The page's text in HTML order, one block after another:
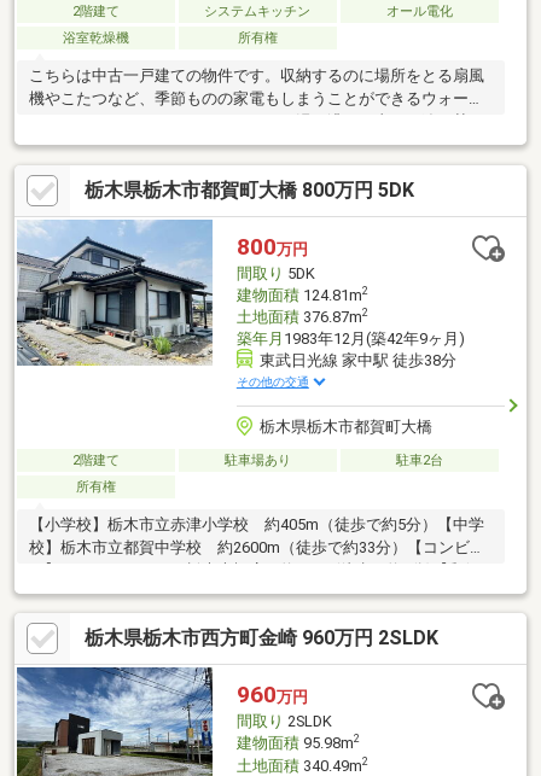
2階建て システムキッチン
オール電化
浴室乾燥機
所有権
こちらは中古一戸建ての物件です。収納するのに場所をとる扇風
機やこたつなど、季節ものの家電もしまうことができるウォーク
機能付きです。浴室乾燥機を備えているお風呂場のある物件で
す。リラックスできる空間にしてくれるのが全居室収納の魅力で
す。人気なIH調理器付きのキッチンです。機能的で使いやすいシ
ステムキッチン付きなので、お料理を楽しめます。
栃木県栃木市都賀町大橋 800万円 5DK
800万円
間取り 5DK
建物面積124.81m2
土地面積376.87m2
築年月 1983年12月(築42年9ヶ月)
東武日光線 家中駅 徒歩38分
その他の交通
栃木県栃木市都賀町大橋
2階建て 駐車場あり
駐車2台
所有権
【小学校】栃木市立赤津小学校 約405m（徒歩で約5分）【中学
校】栃木市立都賀中学校 約2600m（徒歩で約33分）【コンビ
ニ】ファミリーマート栃木大橋店 約242m(徒歩で約4分)【郵便
局】赤津郵便局 約2189m(徒歩で約28分)物件周辺のハザードマ
ップを提供しています。お気軽にお問い合わせください。
栃木県栃木市西方町金崎 960万円 2SLDK
960万円
間取り 2SLDK
建物面積95.98m2
土地面積340.49m2